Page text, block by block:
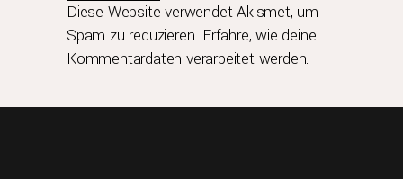
Diese Website verwendet Akismet, um
Spam zu reduzieren. Erfahre, wie deine
Kommentardaten verarbeitet werden.